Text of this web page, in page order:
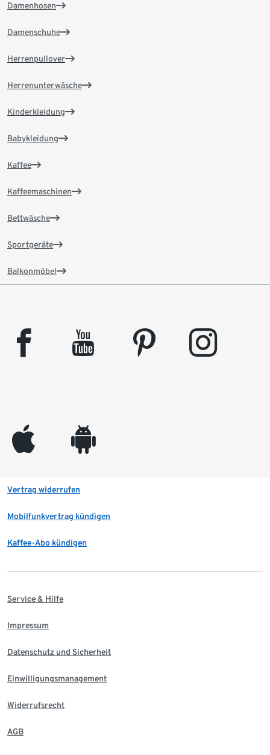
Damenhosen
Damenschuhe
Herrenpullover
Herrenunterwäsche
Kinderkleidung
Babykleidung
Kaffee
Kaffeemaschinen
Bettwäsche
Sportgeräte
Balkonmöbel
facebook youtube pinterest instagram
appleinc android
Vertrag widerrufen
Mobilfunkvertrag kündigen
Kaffee-Abo kündigen
Service & Hilfe
Impressum
Datenschutz und Sicherheit
Einwilligungsmanagement
Widerrufsrecht
AGB